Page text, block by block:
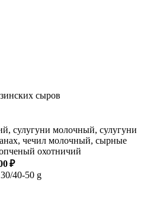
сыров
сулугуни молочный, сулугуни
чечил молочный, сырные
охотничий
₽
40-50 g